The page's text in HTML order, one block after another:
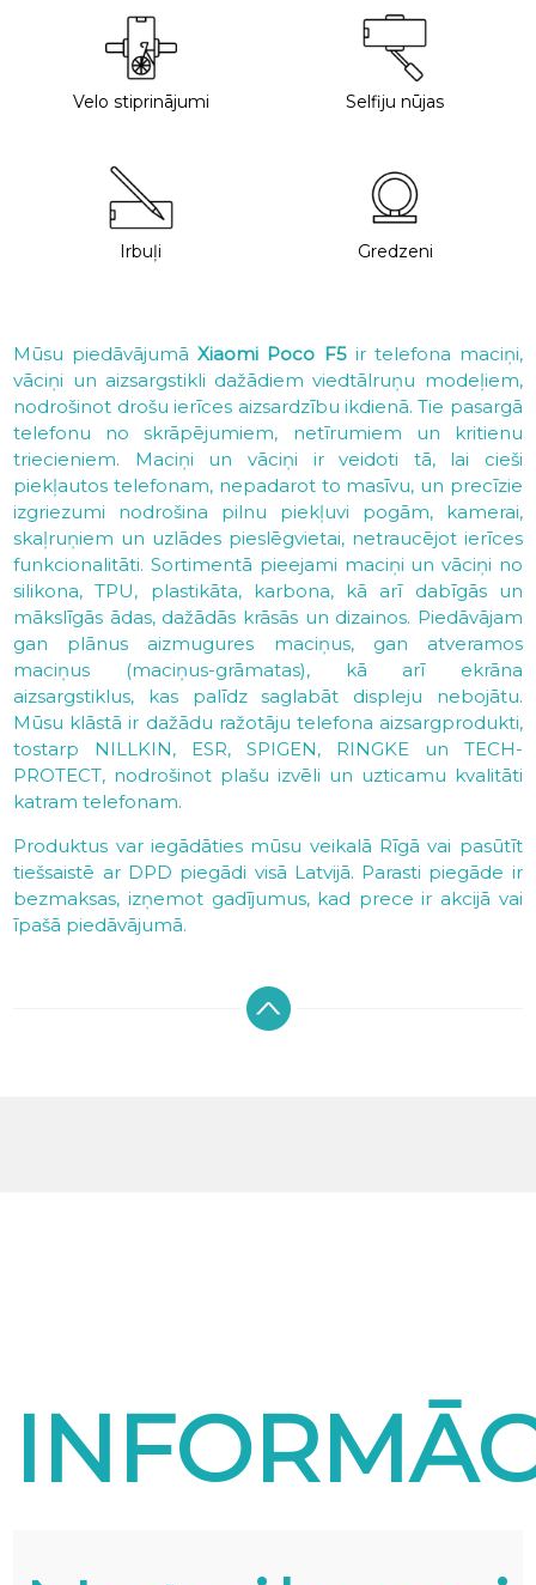
Velo stiprinājumi Selfiju nūjas
Irbuļi Gredzeni
Mūsu piedāvājumāXiaomi Poco F5ir telefona maciņi,
vāciņi un aizsargstikli dažādiem viedtālruņu modeļiem,
nodrošinot drošu ierīces aizsardzību ikdienā. Tie pasargā
telefonu no skrāpējumiem, netīrumiem un kritienu
triecieniem. Maciņi un vāciņi ir veidoti tā, lai cieši
piekļautos telefonam, nepadarot to masīvu, un precīzie
izgriezumi nodrošina pilnu piekļuvi pogām, kamerai,
skaļruņiem un uzlādes pieslēgvietai, netraucējot ierīces
funkcionalitāti. Sortimentā pieejami maciņi un vāciņi no
silikona, TPU, plastikāta, karbona, kā arī dabīgās un
mākslīgās ādas, dažādās krāsās un dizainos. Piedāvājam
gan plānus aizmugures maciņus, gan atveramos
maciņus (maciņus-grāmatas), kā arī ekrāna
aizsargstiklus, kas palīdz saglabāt displeju nebojātu.
Mūsu klāstā ir dažādu ražotāju telefona aizsargprodukti,
tostarp NILLKIN, ESR, SPIGEN, RINGKE un TECH-
PROTECT, nodrošinot plašu izvēli un uzticamu kvalitāti
katram telefonam.
Produktus var iegādāties mūsu veikalā Rīgā vai pasūtīt
tiešsaistē ar DPD piegādi visā Latvijā. Parasti piegāde ir
bezmaksas, izņemot gadījumus, kad prece ir akcijā vai
īpašā piedāvājumā.